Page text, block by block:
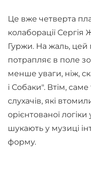
Це вже четверта
колаборації
Гуржи. На жаль, цей
потрапляє в поле
менше уваги, ніж,
і Собаки". Втім,
слухачів, які
орієнтованої
шукають у музиці
форму.